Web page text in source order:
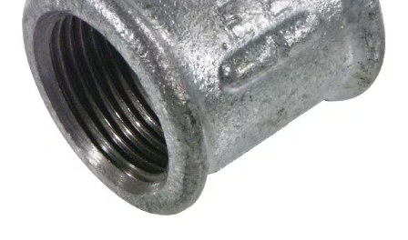
Sanatatea ugerului
Veterinare
Stalpi
Tamburi fir
Testere
Mulgere
Sisteme fotovoltaice
Ventilatie
Spray-uri tehnice, vaseline
Tractare / Carlige auto